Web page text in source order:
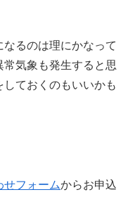
るのは理にかなって
気象も発生すると思
ておくのもいいかも
せフォームからお申込